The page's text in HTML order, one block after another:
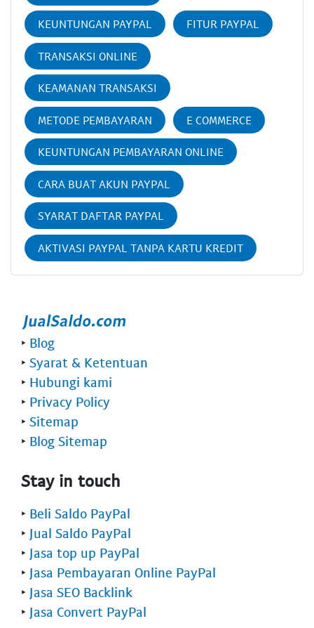
KEUNTUNGAN PAYPAL FITUR PAYPAL
TRANSAKSI ONLINE
KEAMANAN TRANSAKSI
METODE PEMBAYARAN E COMMERCE
KEUNTUNGAN PEMBAYARAN ONLINE
CARA BUAT AKUN PAYPAL
SYARAT DAFTAR PAYPAL
AKTIVASI PAYPAL TANPA KARTU KREDIT
‣ Blog
‣ Syarat & Ketentuan
‣ Hubungi kami
‣ Privacy Policy
‣ Sitemap
‣ Blog Sitemap
Stay in touch
‣ Beli Saldo PayPal
‣ Jual Saldo PayPal
‣ Jasa top up PayPal
‣ Jasa Pembayaran Online PayPal
‣ Jasa SEO Backlink
‣ Jasa Convert PayPal